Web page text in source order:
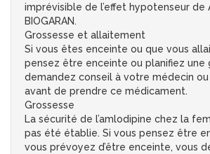
imprévisible de l’effet hypotenseur de
BIOGARAN.
Grossesse et allaitement
Si vous êtes enceinte ou que vous
pensez être enceinte ou planifiez une
demandez conseil à votre médecin ou
avant de prendre ce médicament.
Grossesse
La sécurité de l’amlodipine chez la
pas été établie. Si vous pensez être
vous prévoyez d’être enceinte, vous